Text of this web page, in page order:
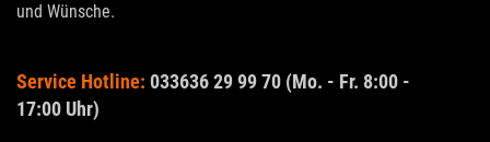
und Wünsche.
Service Hotline: 033636 29 99 70 (Mo. - Fr. 8:00 -
17:00 Uhr)